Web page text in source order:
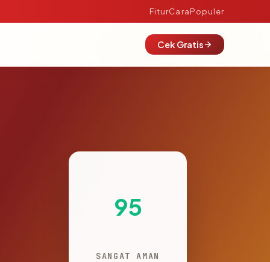
FiturCaraPopuler
Cek Gratis
95
SANGAT AMAN